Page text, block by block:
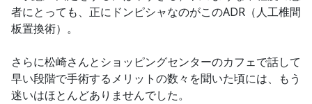
者にとっても、正にドンピシャなのがこのADR（人工椎間
板置換術）。
さらに松崎さんとショッピングセンターのカフェで話して
早い段階で手術するメリットの数々を聞いた頃には、もう
迷いはほとんどありませんでした。